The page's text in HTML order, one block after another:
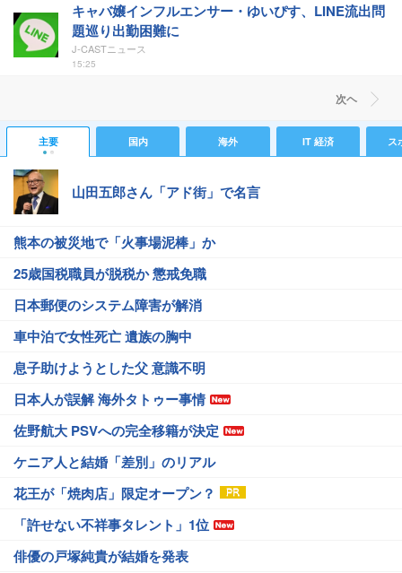
キャバ嬢インフルエンサー・ゆいぴす、LINE流出問
題巡り出勤困難に
J-CASTニュース
15:25
次ヘ
主要 国内 海外 IT 経済 ス
山田五郎さん「アド街」で名言
熊本の被災地で「火事場泥棒」か
25歳国税職員が脱税か 懲戒免職
日本郵便のシステム障害が解消
車中泊で女性死亡 遺族の胸中
息子助けようとした父 意識不明
日本人が誤解 海外タトゥー事情
佐野航大 PSVへの完全移籍が決定
ケニア人と結婚「差別」のリアル
花王が「焼肉店」限定オープン？
「許せない不祥事タレント」1位
俳優の戸塚純貴が結婚を発表